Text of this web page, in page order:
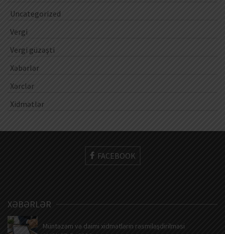
Uncategorized
Vergi
Vergi güzəşti
Xəbərlər
Xərclər
Xidmətlər
FACEBOOK
XƏBƏRLƏR
Müntəzəm və daimi xidmətlərin rəsmiləşdirilməsi